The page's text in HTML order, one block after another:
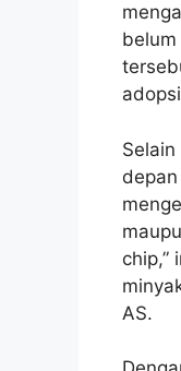
chip,”
AS.